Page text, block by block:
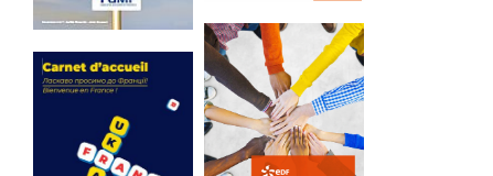
Statut de
l’élu local
Mise à jour avril
2024
La
prévention
des conflits
d’intérêts
18 septembre 2023
FEUILLETER